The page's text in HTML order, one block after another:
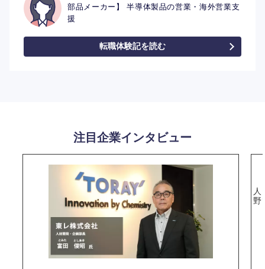
部品メーカー】 半導体製品の営業・海外営業支
援
転職体験記を読む
注目企業インタビュー
人
野